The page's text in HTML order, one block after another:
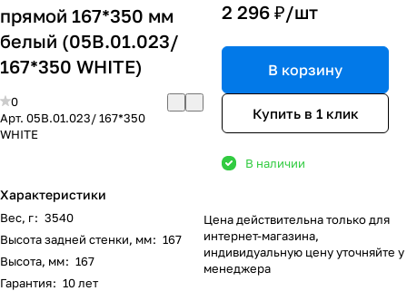
прямой 167*350 мм
белый (05В.01.023/
167*350 WHITE)
0
Арт. 05В.01.023/ 167*350
WHITE
Характеристики
Вес, г: 3540
Высота задней стенки, мм: 167
Высота, мм: 167
Гарантия: 10 лет
2 296 ₽/шт
В корзину
Купить в 1 клик
В наличии
Цена действительна только для
интернет-магазина,
индивидуальную цену уточняйте у
менеджера